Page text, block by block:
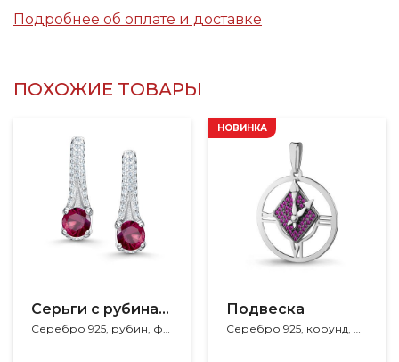
Подробнее об оплате и доставке
ПОХОЖИЕ ТОВАРЫ
Серьги с рубинами Подвеска
НОВИНКА